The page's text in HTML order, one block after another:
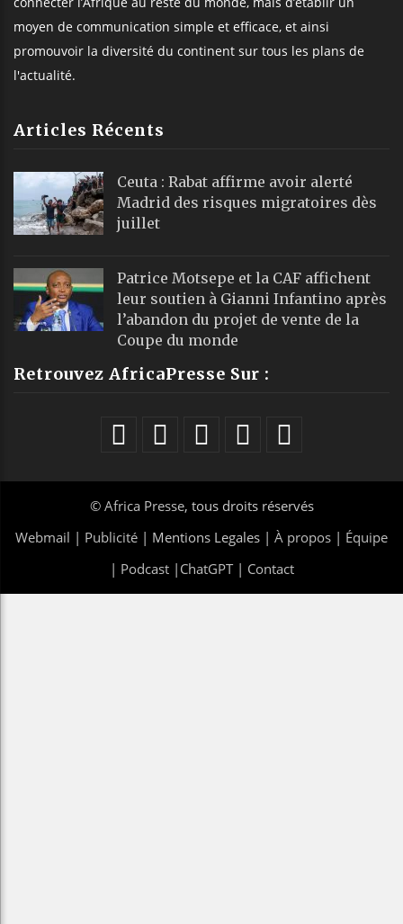
moyen de communication simple et efficace, et ainsi
promouvoir la diversité du continent sur tous les plans de
l'actualité.
Articles Récents
Ceuta : Rabat affirme avoir alerté
Madrid des risques migratoires dès
juillet
Patrice Motsepe et la CAF affichent
leur soutien à Gianni Infantino après
l’abandon du projet de vente de la
Coupe du monde
Retrouvez AfricaPresse Sur :
© Africa Presse, tous droits réservés
Webmail | Publicité | Mentions Legales | À propos | Équipe
| Podcast| ChatGPT| Contact